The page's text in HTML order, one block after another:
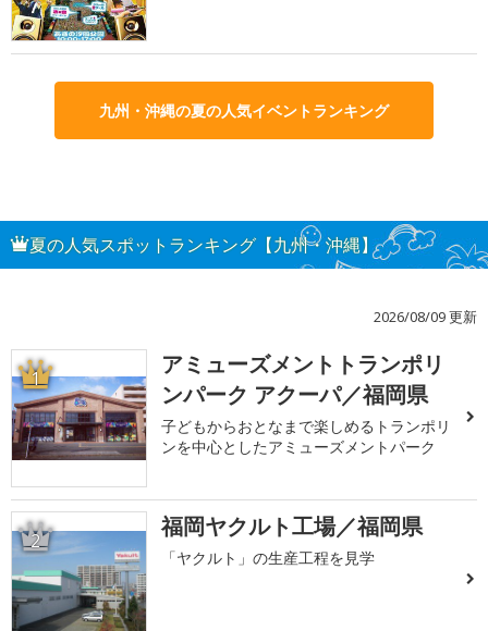
九州・沖縄の夏の人気イベントランキング
夏の人気スポットランキング【九州・沖縄】
2026/08/09 更新
1
アミューズメントトランポリ
ンパーク アクーパ／福岡県
子どもからおとなまで楽しめるトランポリ
ンを中心としたアミューズメントパーク
2 福岡ヤクルト工場／福岡県
「ヤクルト」の生産工程を見学